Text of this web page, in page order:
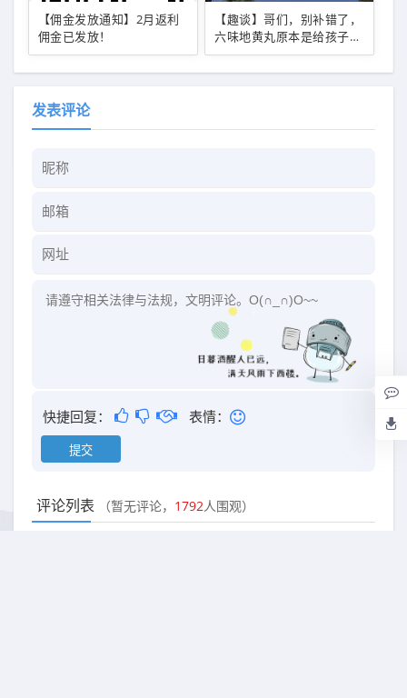
【佣金发放通知】2月返利
佣金已发放！
【趣谈】哥们，别补错了，
六味地黄丸原本是给孩子用
的！
发表评论
快捷回复： 表情：
评论列表 （暂无评论， 1792人围观）